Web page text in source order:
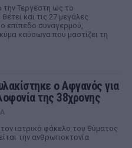
Τεργέστη ως το
και τις 27 μεγάλες
επίπεδο συναγερμού,
καύσωνα που μαστίζει τη
ο Αφγανός για
της 38χρονης
ιατρικό φάκελο του θύματος
την ανθρωποκτονία